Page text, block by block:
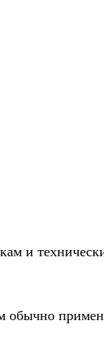
и
обычно